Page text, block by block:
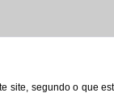
site, segundo o que